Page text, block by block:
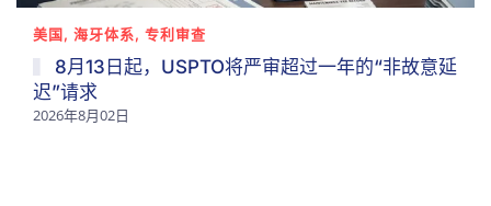
美国, 海牙体系, 专利审查
8月13日起，USPTO将严审超过一年的“非故意延
迟”请求
2026年8月02日